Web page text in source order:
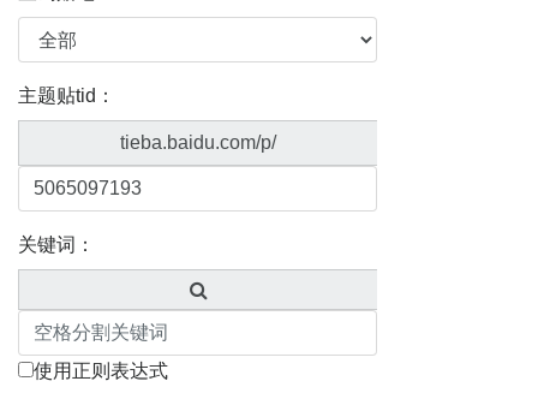
主题贴tid：
tieba.baidu.com/p/
关键词：
使用正则表达式